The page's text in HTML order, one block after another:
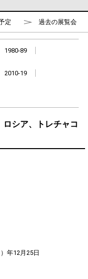
定 過去の展覧会
1980-89
2010-19
シア、トレチャコ
年12月25日